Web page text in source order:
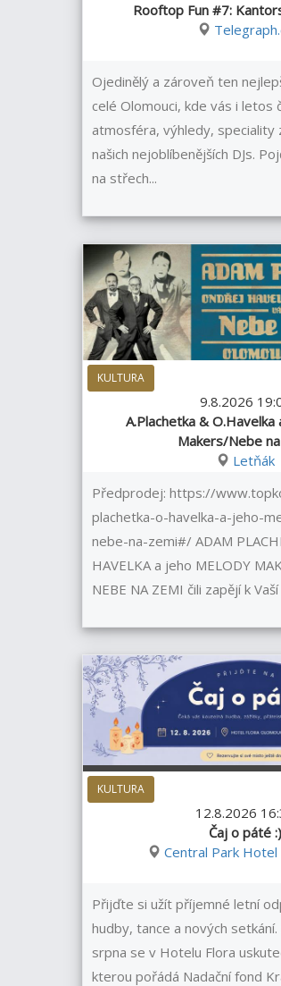
Rooftop Fun #7:
Ojedinělý a zároveň ten
celé Olomouci, kde vás i letos
atmosféra, výhledy, speciality
našich nejoblíbenějších DJs.
na střech...
KULTURA
9.8.2026
A.Plachetka &
Makers/Nebe
Letňák
Předprodej: https://
plachetka-o-havelka-a-jeho-
nebe-na-zemi#/ ADAM
HAVELKA a jeho MELODY
NEBE NA ZEMI čili zapějí k
KULTURA
12.8.2026
Čaj o páté :)
Central Park
Přijďte si užít příjemné letní
hudby, tance a nových
srpna se v Hotelu Flora
kterou pořádá Nadační fond